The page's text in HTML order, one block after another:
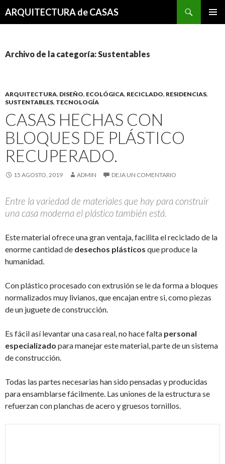
ARQUITECTURA de CASAS
Archivo de la categoría: Sustentables
ARQUITECTURA, DISEÑO, ECOLÓGICA, RECICLADO, RESIDENCIAS,
SUSTENTABLES, TECNOLOGÍA
CASAS HECHAS CON
BLOQUES DE PLÁSTICO
RECUPERADO.
15 AGOSTO, 2019 ADMIN DEJA UN COMENTARIO
Entre la variedad de materiales que hay para construir
una casa moderna el plástico también está.
Este material ofrece una gran ventaja, facilita el reciclado de la
enorme cantidad de desechos plásticos que produce la
humanidad.
Con plástico procesado con extrusión se le da forma a bloques
normalizados muy livianos, que encajan entre si, como piezas
de un juguete de construcción.
Es fácil así levantar una casa real, no hace falta personal
especializado para manejar este material, parte de un sistema
de construcción.
Todas las partes necesarias han sido pensadas y producidas
para ensamblarse fácilmente. Las uniones de la estructura se
refuerzan con planchas de acero y gruesos tornillos.